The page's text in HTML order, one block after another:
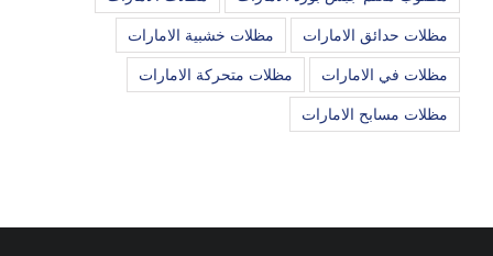
مظلات حدائق الامارات مظلات خشبية الامارات
مظلات في الامارات مظلات متحركة الامارات
مظلات مسابح الامارات